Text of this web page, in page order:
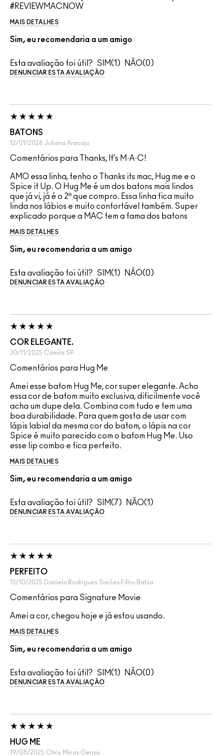
#REVIEWMACNOW
MAIS DETALHES
Sim, eu recomendaria a um amigo
Esta avaliação foi útil? 1 0
DENUNCIAR ESTA AVALIAÇÃO
BATONS
12/01/2026 Juliana Aracaju
Comentários para Thanks, It’s M·A·C!
AMO essa linha, tenho o Thanks its mac, Hug me e o
Spice it Up. O Hug Me é um dos batons mais lindos
que já vi, já é o 2º que compro. Essa linha fica muito
linda nos lábios e muito confortável também. Super
explicado porque a MAC tem a fama dos batons
MAIS DETALHES
Sim, eu recomendaria a um amigo
Esta avaliação foi útil? 1 0
DENUNCIAR ESTA AVALIAÇÃO
COR ELEGANTE.
30/11/2025 Camila SP
Comentários para Hug Me
Amei esse batom Hug Me, cor super elegante. Acho
essa cor de batom muito exclusiva, dificilmente você
acha um dupe dela. Combina com tudo e tem uma
boa durabilidade. Para quem gosta de usar com
lápis labial da mesma cor do batom, o lápis na cor
Spice é muito parecido com o batom Hug Me. Uso
esse lip combo e fica perfeito.
MAIS DETALHES
Sim, eu recomendaria a um amigo
Esta avaliação foi útil? 7 1
DENUNCIAR ESTA AVALIAÇÃO
PERFEITO
13/10/2025 Daniela Rodrigues Simões Filho-Bahia
Comentários para Signature Movie
Amei a cor, chegou hoje e já estou usando.
MAIS DETALHES
Sim, eu recomendaria a um amigo
Esta avaliação foi útil? 1 0
DENUNCIAR ESTA AVALIAÇÃO
HUG ME
19/08/2025 Chris Minas Gerais